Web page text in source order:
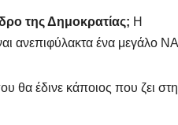
της Δημοκρατίας; Η
ανεπιφύλακτα ένα μεγάλο
θα έδινε κάποιος που ζει στη